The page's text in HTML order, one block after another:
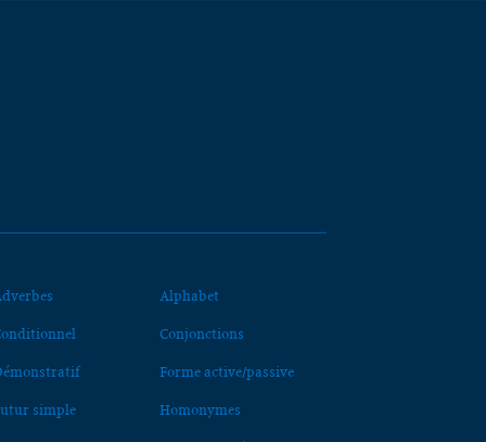
Alphabet
Conjonctions
Forme active/passive
simple Homonymes